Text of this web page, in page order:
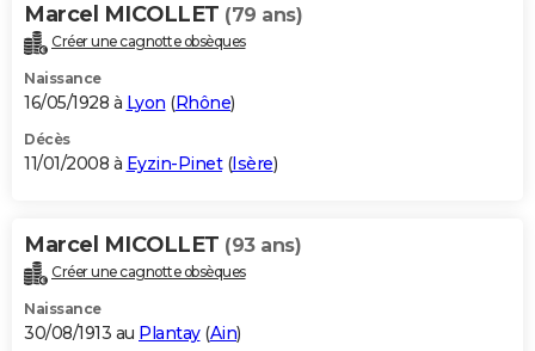
Marcel MICOLLET (79 ans)
Créer une cagnotte obsèques
Naissance
16/05/1928 à Lyon (Rhône)
Décès
11/01/2008 à Eyzin-Pinet(Isère)
Marcel MICOLLET (93 ans)
Créer une cagnotte obsèques
Naissance
30/08/1913 au Plantay(Ain)